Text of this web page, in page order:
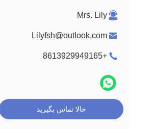
Mrs. Lily
Lilyfsh@outlook.com
+8613929949165
حالا تماس بگیرید